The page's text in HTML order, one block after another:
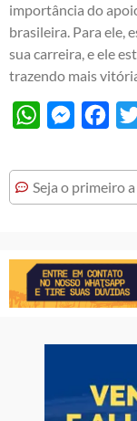
importância do
brasileira. Para ele,
sua carreira, e ele
trazendo mais
WhatsApp
Seja o primeiro